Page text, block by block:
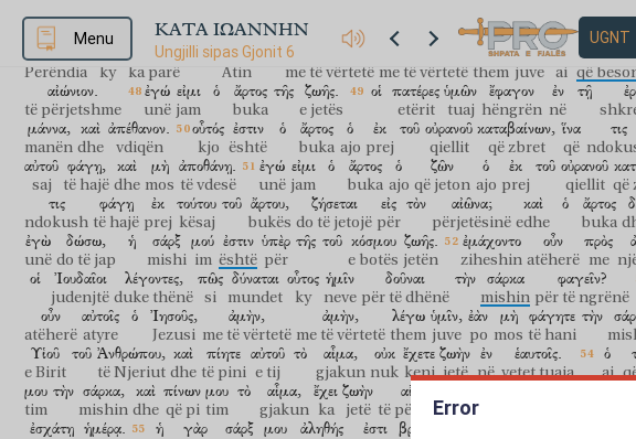
Menu ΚΑΤΑ ΙΩΑΝΝΗΝ
Ungjilli sipas Gjonit 6
UGNT
μαθὼν,
që mësoi
ἔρχεται
vjen tek unë jo se ka parë ndokush në mos ai
ὢν
që është
Θεοῦ;
Perëndia ky
ἑώρακεν
ka parë
τὸν Πατέρα.
Atin me të vërtetë
ἀμὴν,
me të vërtetë
λέγω
them
ὑμῖν,
juve
ὁ
ai
πιστεύων
që
αἰώνιον.
të përjetshme
ἐγώ
unë
εἰμι
jam
ὁ ἄρτος
buka
τῆς ζωῆς.
e jetës
οἱ πατέρες
etërit
ὑμῶν
tuaj
ἔφαγον
hëngrën
ἐν
në
τῇ
μάννα,
manën
καὶ
dhe
ἀπέθανον.
vdiqën
οὗτός
kjo
ἐστιν
është
ὁ ἄρτος
buka
ὁ
ajo
ἐκ
prej
τοῦ οὐρανοῦ
qiellit
καταβαίνων,
që zbret
ἵνα
që
τις
αὐτοῦ
saj
φάγῃ,
të hajë
καὶ
dhe
μὴ
mos
ἀποθάνῃ.
të vdesë
ἐγώ
unë
εἰμι
jam
ὁ ἄρτος
buka
ὁ
ajo
ζῶν
që jeton
ὁ
ajo
ἐκ
prej
τοῦ οὐρανοῦ
qiellit që
τις
ndokush
φάγῃ
të hajë
ἐκ
prej
τούτου
kësaj
τοῦ ἄρτου,
bukës
ζήσεται
do të jetojë
εἰς
për
τὸν αἰῶνα;
përjetësinë
καὶ
edhe
ὁ ἄρτος
buka
ἐγὼ
unë
δώσω,
do të jap
ἡ σάρξ
mishi
μού
im
ἐστιν
është
ὑπὲρ
për
τῆς τοῦ κόσμου
e botës
ζωῆς.
jetën
ἐμάχοντο
ziheshin
οὖν
atëherë
πρὸς
me
οἱ Ἰουδαῖοι
judenjtë
λέγοντες,
duke thënë
πῶς
si
δύναται
mundet
οὗτος
ky
ἡμῖν
neve
δοῦναι
për të dhënë
τὴν σάρκα
mishin
φαγεῖν?
për të ngrënë
οὖν
atëherë
αὐτοῖς
atyre
ὁ Ἰησοῦς,
Jezusi
ἀμὴν,
me të vërtetë
ἀμὴν,
me të vërtetë
λέγω
them
ὑμῖν,
juve
ἐὰν
po
μὴ
mos
φάγητε
të hani
τὴν
Υἱοῦ
e Birit
τοῦ Ἀνθρώπου,
të Njeriut
καὶ
dhe
πίητε
të pini
αὐτοῦ
e tij
τὸ αἷμα,
gjakun
οὐκ
nuk
ἔχετε
keni
ζωὴν
jetë
ἐν
në
ἑαυτοῖς.
vetet tuaja
ὁ
ai
μου
tim
τὴν σάρκα,
mishin
καὶ
dhe
πίνων
që pi
μου
tim
τὸ αἷμα,
gjakun
ἔχει
ka
ζωὴν
jetë
αἰώνιον,
të përjetshme
ἐσχάτῃ ἡμέρᾳ. ἡ γὰρ σάρξ μου ἀληθής ἐστι βρῶσις,
Error